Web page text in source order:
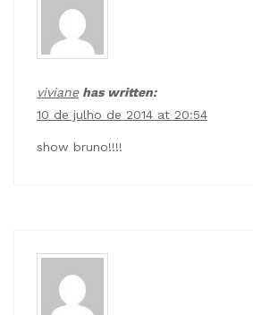
vivianehas written:
10 de julho de 2014 at 20:54
show bruno!!!!